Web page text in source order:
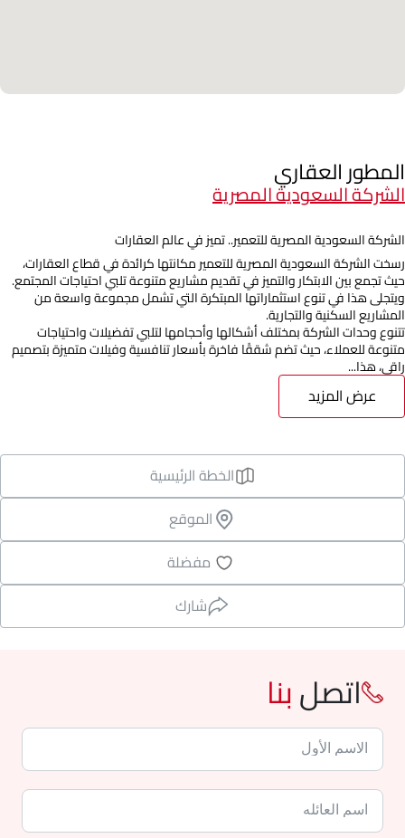
المطور العقاري
الشركة السعودية المصرية
الشركة السعودية المصرية للتعمير.. تميز في عالم العقارات
رسخت الشركة السعودية المصرية للتعمير مكانتها كرائدة في قطاع العقارات،
حيث تجمع بين الابتكار والتميز في تقديم مشاريع متنوعة تلبي احتياجات المجتمع.
ويتجلى هذا في تنوع استثماراتها المبتكرة التي تشمل مجموعة واسعة من
المشاريع السكنية والتجارية.
تتنوع وحدات الشركة بمختلف أشكالها وأحجامها لتلبي تفضيلات واحتياجات
متنوعة للعملاء، حيث تضم شققًا فاخرة بأسعار تنافسية وفيلات متميزة بتصميم
راقي، هذا...
عرض المزيد
الخطة الرئيسية
الموقع
مفضلة
شارك
اتصلبنا